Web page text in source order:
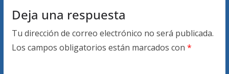
Deja una respuesta
Tu dirección de correo electrónico no será publicada.
Los campos obligatorios están marcados con *